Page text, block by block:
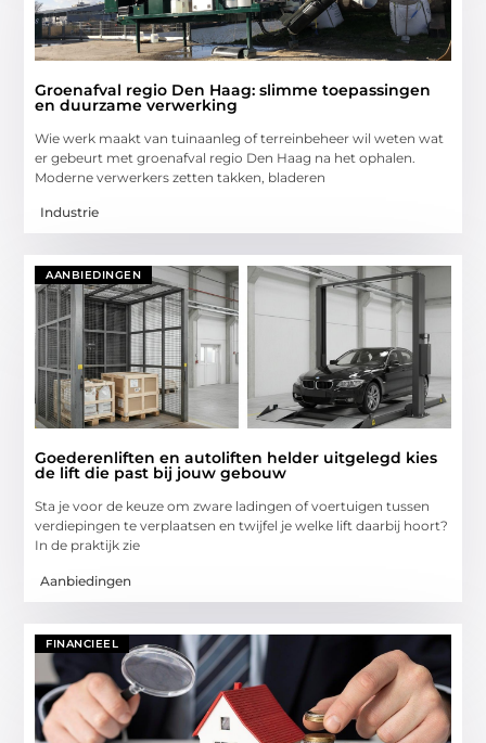
Groenafval regio Den Haag: slimme toepassingen
en duurzame verwerking
Wie werk maakt van tuinaanleg of terreinbeheer wil weten wat
er gebeurt met groenafval regio Den Haag na het ophalen.
Moderne verwerkers zetten takken, bladeren
Industrie
AANBIEDINGEN
Goederenliften en autoliften helder uitgelegd kies
de lift die past bij jouw gebouw
Sta je voor de keuze om zware ladingen of voertuigen tussen
verdiepingen te verplaatsen en twijfel je welke lift daarbij hoort?
In de praktijk zie
Aanbiedingen
FINANCIEEL